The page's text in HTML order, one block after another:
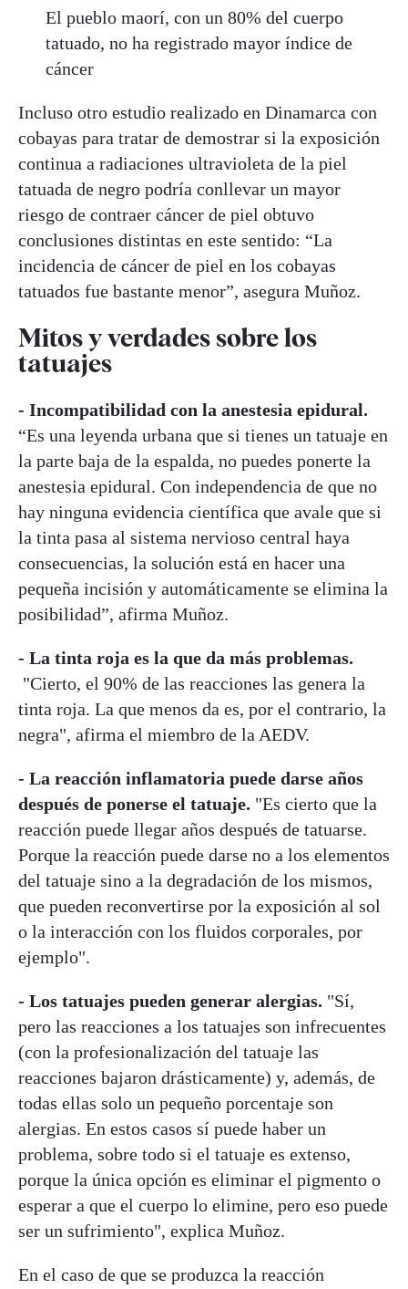
El pueblo maorí, con un 80% del cuerpo
tatuado, no ha registrado mayor índice de
cáncer
Incluso otro estudio realizado en Dinamarca con
cobayas para tratar de demostrar si la exposición
continua a radiaciones ultravioleta de la piel
tatuada de negro podría conllevar un mayor
riesgo de contraer cáncer de piel obtuvo
conclusiones distintas en este sentido: “La
incidencia de cáncer de piel en los cobayas
tatuados fue bastante menor”, asegura Muñoz.
Mitos y verdades sobre los
tatuajes
- Incompatibilidad con la anestesia epidural.
“Es una leyenda urbana que si tienes un tatuaje en
la parte baja de la espalda, no puedes ponerte la
anestesia epidural. Con independencia de que no
hay ninguna evidencia científica que avale que si
la tinta pasa al sistema nervioso central haya
consecuencias, la solución está en hacer una
pequeña incisión y automáticamente se elimina la
posibilidad”, afirma Muñoz.
- La tinta roja es la que da más problemas.
"Cierto, el 90% de las reacciones las genera la
tinta roja. La que menos da es, por el contrario, la
negra", afirma el miembro de la AEDV.
- La reacción inflamatoria puede darse años
después de ponerse el tatuaje. "Es cierto que la
reacción puede llegar años después de tatuarse.
Porque la reacción puede darse no a los elementos
del tatuaje sino a la degradación de los mismos,
que pueden reconvertirse por la exposición al sol
o la interacción con los fluidos corporales, por
ejemplo".
- Los tatuajes pueden generar alergias. "Sí,
pero las reacciones a los tatuajes son infrecuentes
(con la profesionalización del tatuaje las
reacciones bajaron drásticamente) y, además, de
todas ellas solo un pequeño porcentaje son
alergias. En estos casos sí puede haber un
problema, sobre todo si el tatuaje es extenso,
porque la única opción es eliminar el pigmento o
esperar a que el cuerpo lo elimine, pero eso puede
ser un sufrimiento", explica Muñoz.
En el caso de que se produzca la reacción